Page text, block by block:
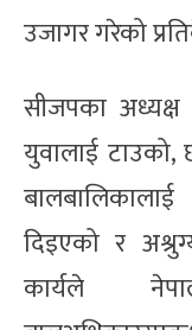
उजागर गरेको
सीजपका अध्यक्ष
युवालाई टाउको,
दिइएको र
कार्यले